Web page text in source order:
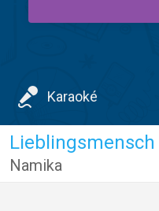
Karaoké
Lieblingsmensch
Namika